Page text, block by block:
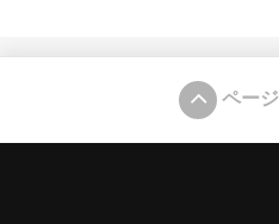
ペー